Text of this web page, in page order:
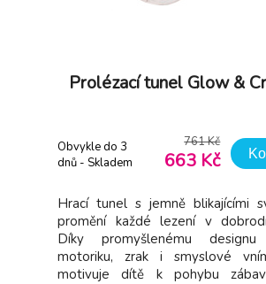
Prolézací tunel Glow &
Obvykle do 3
dnů - Skladem
761 Kč
663 Kč
Hrací tunel s jemně blikajícími
promění každé lezení v
Díky promyšlenému designu
motoriku, zrak i smyslové
motivuje dítě k pohybu